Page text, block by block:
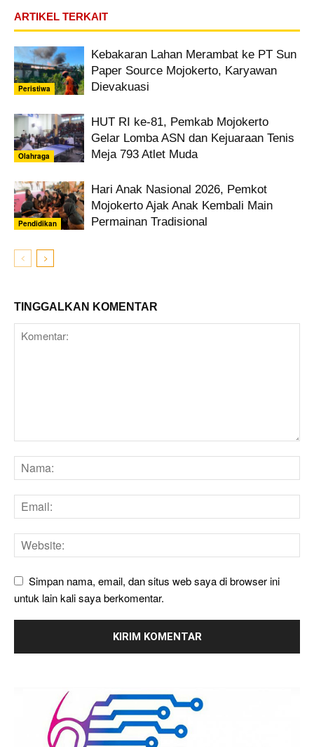
ARTIKEL TERKAIT
Peristiwa
Kebakaran Lahan Merambat ke PT Sun
Paper Source Mojokerto, Karyawan
Dievakuasi
Olahraga
HUT RI ke-81, Pemkab Mojokerto
Gelar Lomba ASN dan Kejuaraan Tenis
Meja 793 Atlet Muda
Pendidikan
Hari Anak Nasional 2026, Pemkot
Mojokerto Ajak Anak Kembali Main
Permainan Tradisional
TINGGALKAN KOMENTAR
Simpan nama, email, dan situs web saya di browser ini
untuk lain kali saya berkomentar.